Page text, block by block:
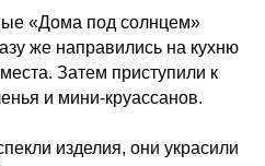
«Дома под солнцем»
же направились на кухню
Затем приступили к
и мини-круассанов.
изделия, они украсили